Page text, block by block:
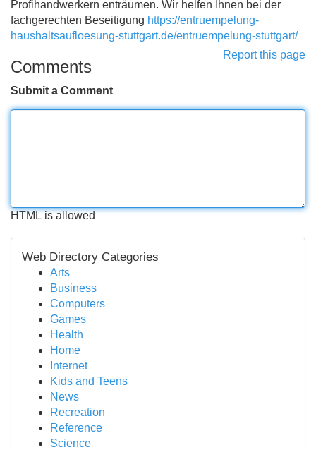
Profihandwerkern enträumen. Wir helfen Ihnen bei der
fachgerechten Beseitigung https://entruempelung-
haushaltsaufloesung-stuttgart.de/entruempelung-stuttgart/
Report this page
Comments
Submit a Comment
HTML is allowed
Web Directory Categories
Arts
Business
Computers
Games
Health
Home
Internet
Kids and Teens
News
Recreation
Reference
Science